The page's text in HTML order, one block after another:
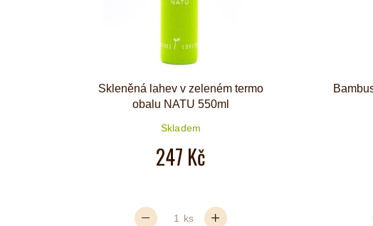
Skleněná lahev v zeleném termo
obalu NATU 550ml
Skladem
247 Kč
ks